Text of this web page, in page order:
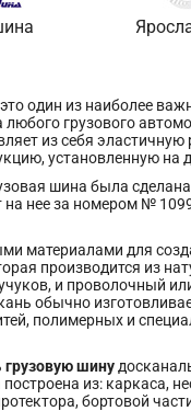
один из наиболее
грузового
из себя эластичную
установленную на
шина была
нее за номером №
материалами для
производится из
и проволочный
обычно
полимерных и
грузовую шину
из: каркаса,
бортовой